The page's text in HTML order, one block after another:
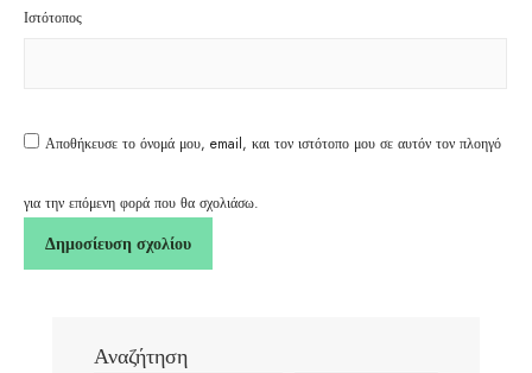
Ιστότοπος
Αποθήκευσε το όνομά μου, email, και τον ιστότοπο μου σε αυτόν τον πλοηγό
για την επόμενη φορά που θα σχολιάσω.
Αναζήτηση